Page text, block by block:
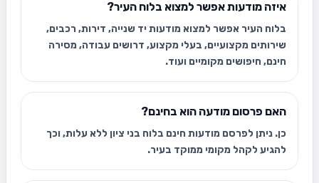
איזה מודעות אפשר למצוא בלוח העיר?
בלוח העיר אפשר למצוא מודעות יד שנייה, דירות, רכבים,
שירותים מקצועיים, בעלי מקצוע, דרושים עבודה, מסירה
חינם, חיפושים מקומיים ועוד.
האם פרסום מודעה הוא בחינם?
כן. ניתן לפרסם מודעות חינם בלוח בני ציון ללא עלות, וכך
להגיע לקהל מקומי ממוקד בעיר.